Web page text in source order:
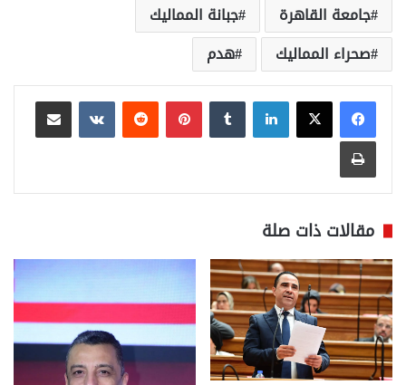
جامعة القاهرة
جبانة المماليك
صحراء المماليك
هدم
لينكدإن بينتيريست
مشاركة عبر البريد
طباعة
مقالات ذات صلة